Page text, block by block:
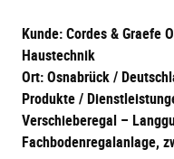
Kunde: Cordes & Graefe
Haustechnik
Ort: Osnabrück /
Produkte /
Verschieberegal –
Fachbodenregalanlage,